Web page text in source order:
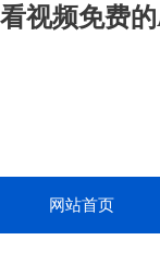
看视频免费
网站首页